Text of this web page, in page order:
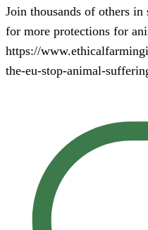
Join thousands of others
for more protections for
https://
the-eu-stop-animal-